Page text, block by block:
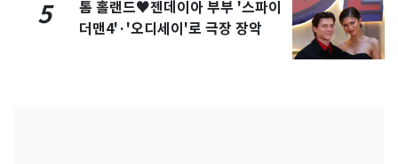
5
톰 홀랜드♥젠데이아 부부 '스파이
더맨4'·'오디세이'로 극장 장악